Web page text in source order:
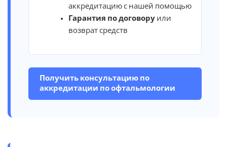
аккредитацию с нашей помощью
Гарантия по договору или
возврат средств
Получить консультацию по
аккредитации по офтальмологии